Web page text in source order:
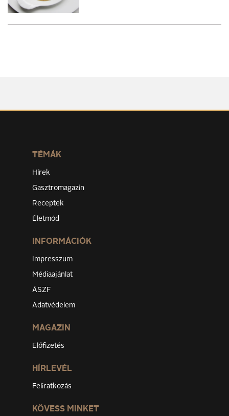
TÉMÁK
Hírek
Gasztromagazin
Receptek
Életmód
INFORMÁCIÓK
Impresszum
Médiaajánlat
ÁSZF
Adatvédelem
MAGAZIN
Előfizetés
HÍRLEVÉL
Feliratkozás
KÖVESS MINKET